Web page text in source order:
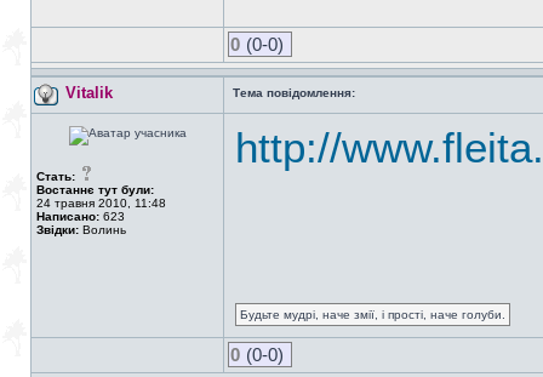
0 (0-0)
Vitalik Тема повідомлення:
Стать:
Востаннє тут були:
24 травня 2010, 11:48
Написано: 623
Звідки: Волинь
http://
Будьте мудрі, наче змії, і прості, наче голуби.
0 (0-0)